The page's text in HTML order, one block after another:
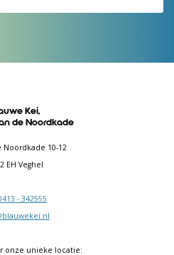
Kei,
de Noordkade
Noordkade 10-12
EH Veghel
- 342555
onze unieke locatie: